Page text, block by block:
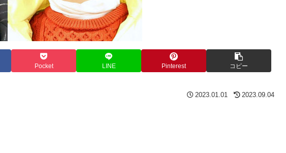
Pocket LINE Pinterest コピー
2023.01.01 2023.09.04